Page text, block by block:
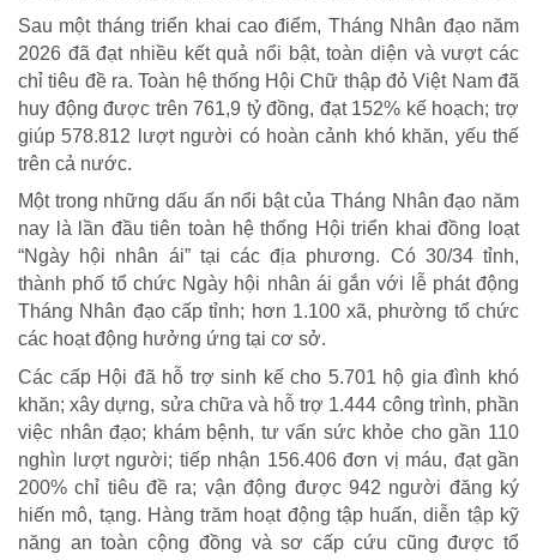
Hoạt động Chữ Thập đỏ
Hoạt động nhân đạo cả nước
Sau một tháng triển khai cao điểm, Tháng Nhân đạo năm
2026 đã đạt nhiều kết quả nổi bật, toàn diện và vượt các
chỉ tiêu đề ra. Toàn hệ thống Hội Chữ thập đỏ Việt Nam đã
huy động được trên 761,9 tỷ đồng, đạt 152% kế hoạch; trợ
giúp 578.812 lượt người có hoàn cảnh khó khăn, yếu thế
trên cả nước.
Một trong những dấu ấn nổi bật của Tháng Nhân đạo năm
nay là lần đầu tiên toàn hệ thống Hội triển khai đồng loạt
“Ngày hội nhân ái” tại các địa phương. Có 30/34 tỉnh,
thành phố tổ chức Ngày hội nhân ái gắn với lễ phát động
Tháng Nhân đạo cấp tỉnh; hơn 1.100 xã, phường tổ chức
các hoạt động hưởng ứng tại cơ sở.
Các cấp Hội đã hỗ trợ sinh kế cho 5.701 hộ gia đình khó
khăn; xây dựng, sửa chữa và hỗ trợ 1.444 công trình, phần
việc nhân đạo; khám bệnh, tư vấn sức khỏe cho gần 110
nghìn lượt người; tiếp nhận 156.406 đơn vị máu, đạt gần
200% chỉ tiêu đề ra; vận động được 942 người đăng ký
hiến mô, tạng. Hàng trăm hoạt động tập huấn, diễn tập kỹ
năng an toàn cộng đồng và sơ cấp cứu cũng được tổ